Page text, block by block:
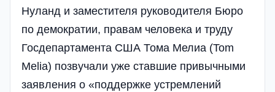
Нуланд и заместителя руководителя Бюро
по демократии, правам человека и труду
Госдепартамента США Тома Мелиа (Tom
Melia) позвучали уже ставшие привычными
заявления о «поддержке устремлений